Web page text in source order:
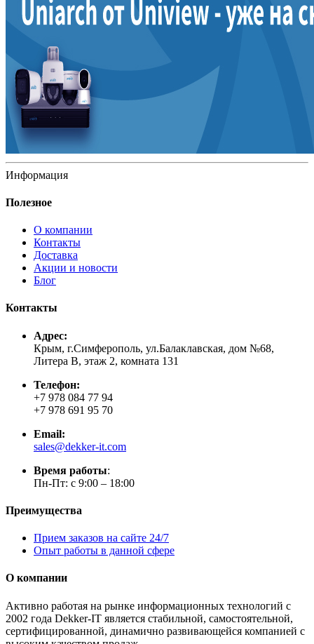
Информация
Полезное
О компании
Контакты
Доставка
Акции и новости
Блог
Контакты
Адрес:
Крым, г.Симферополь, ул.Балаклавская, дом №68,
Литера В, этаж 2, комната 131
Телефон:
+7 978 084 77 94
+7 978 691 95 70
Email:
sales@dekker-it.com
Время работы:
Пн-Пт: с 9:00 – 18:00
Преимущества
Прием заказов на сайте 24/7
Опыт работы в данной сфере
О компании
Активно работая на рынке информационных технологий с
2002 года Dekker-IT является стабильной, самостоятельной,
сертифицированной, динамично развивающейся компанией с